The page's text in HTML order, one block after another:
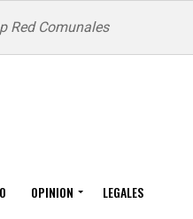
Red Comunales
OPINION LEGALES